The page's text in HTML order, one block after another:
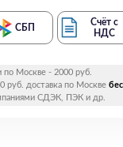
СБП
Счёт с
НДС
по Москве - 2000 руб.
руб. доставка по Москве
СДЭК, ПЭК и др.